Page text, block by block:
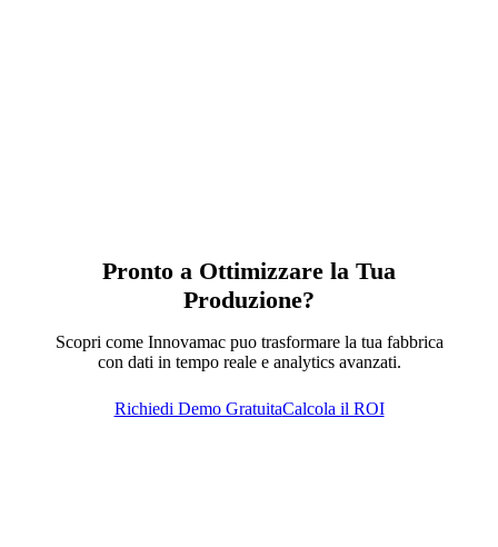
Pronto a Ottimizzare la Tua
Produzione?
Scopri come Innovamac puo trasformare la tua fabbrica
con dati in tempo reale e analytics avanzati.
Richiedi Demo GratuitaCalcola il ROI